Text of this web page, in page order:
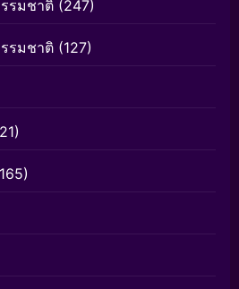
รมชาติ (247)
รมชาติ (127)